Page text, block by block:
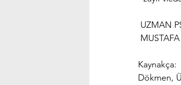
UZMAN
Kaynakça:
Dökmen,